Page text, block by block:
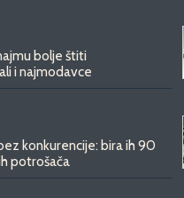
bolje štiti
i najmodavce
konkurencije: bira ih 90
potrošača